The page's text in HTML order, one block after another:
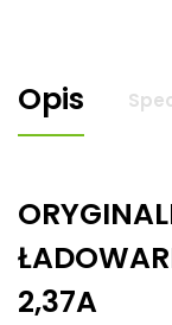
Opis
2,37A